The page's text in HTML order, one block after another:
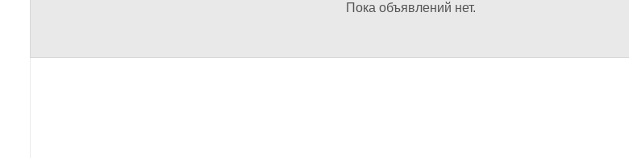
Пока объявлений нет.